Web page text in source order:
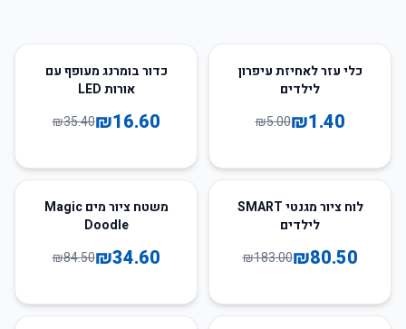
72
כלי עזר לאחיזת עיפרון
לילדים
₪1.40
₪5.00
53
כדור בומרנג מעופף עם
אורות LED
₪16.60
₪35.40
56
לוח ציור מגנטי SMART
לילדים
₪80.50
₪183.00
59
משטח ציור מים Magic
Doodle
₪34.60
₪84.50